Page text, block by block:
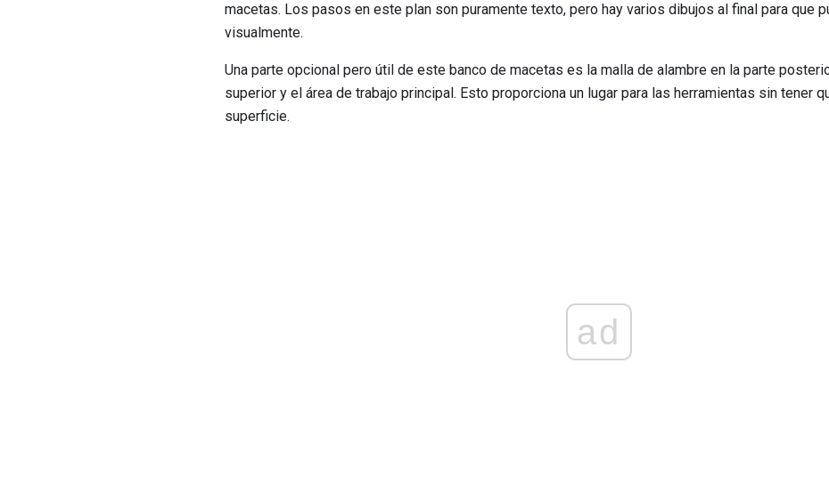
macetas. Los pasos en este plan son puramente texto, pero hay varios dibujos al final para que
visualmente.
Una parte opcional pero útil de este banco de macetas es la malla de alambre en la parte
superior y el área de trabajo principal. Esto proporciona un lugar para las herramientas sin tener
superficie.
ad